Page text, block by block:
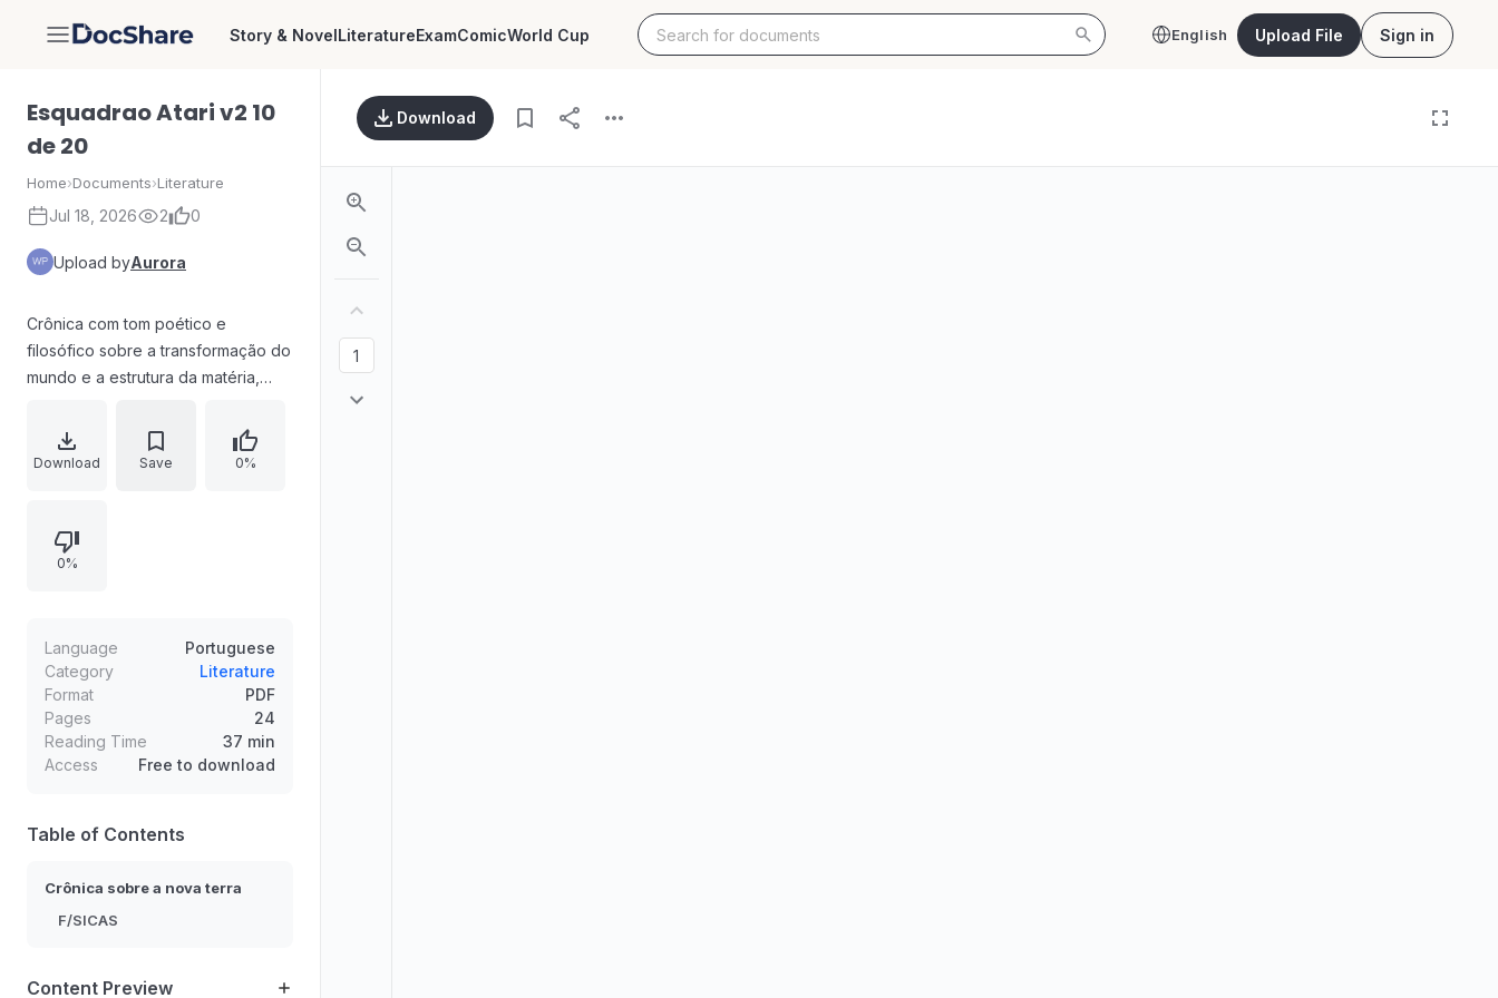
DocShare Story & NovelLiteratureExamComicWorld Cup English Upload File Sign in
Esquadrao Atari v2 10
de 20
Home›Documents›Literature
Jul 18, 2026 2 0
Upload byAurora
Crônica com tom poético e
filosófico sobre a transformação do
mundo e a estrutura da matéria,
certezas absolutas e a passagem
do tempo. O texto relaciona
apenas coexistem, mas podem
definir formas de equilíbrio e
campo de força e comportamento
entre formas opostas da realidade.
Download Save 0%
0%
Language
Portuguese
Category
Literature
Format
PDF
Pages
24
Reading Time
37 min
Access
Free to download
Table of Contents
Crônica sobre a nova terra
F/SICAS
Content Preview
Download